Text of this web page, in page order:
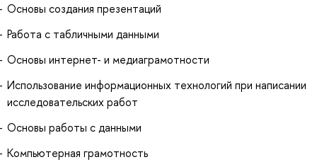
Основы создания презентаций
Работа с табличными данными
Основы интернет- и медиаграмотности
Использование информационных технологий при написании
исследовательских работ
Основы работы с данными
Компьютерная грамотность